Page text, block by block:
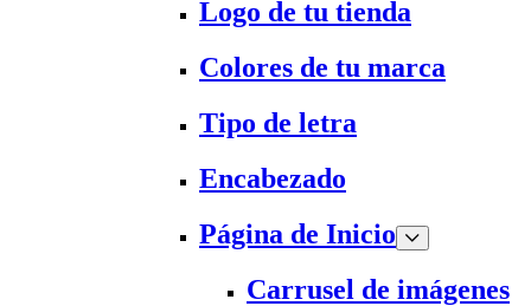
Logo de tu tienda
Colores de tu marca
Tipo de letra
Encabezado
Página de Inicio
Carrusel de imágenes